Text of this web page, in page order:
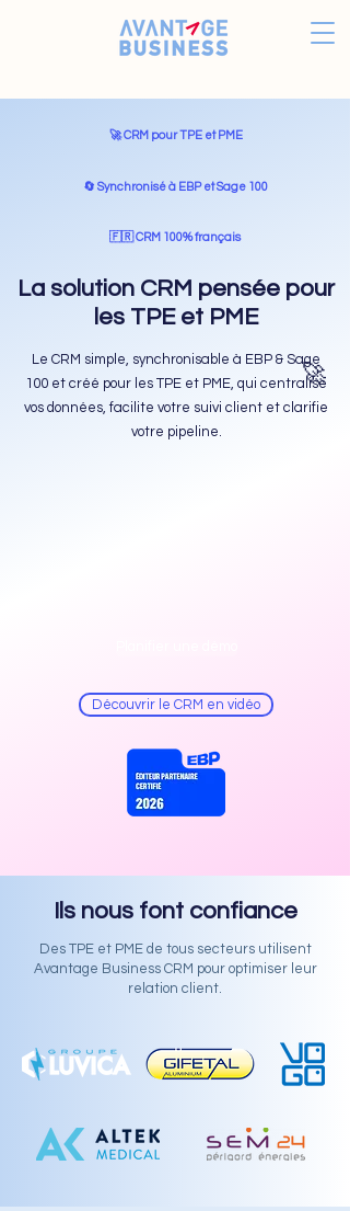
🚀 CRM pour TPE et PME
🔄️ Synchronisé à EBP et Sage 100
🇫🇷 CRM 100% français
La solution CRM pensée pour
les TPE et PME
🚀
Le CRM simple, synchronisable à EBP & Sage
100 et créé pour les TPE et PME, qui centralise
vos données, facilite votre suivi client et clarifie
votre pipeline.
Découvrir le CRM en vidéo
Ils nous font confiance
Des TPE et PME de tous secteurs utilisent
Avantage Business CRM pour optimiser leur
relation client.